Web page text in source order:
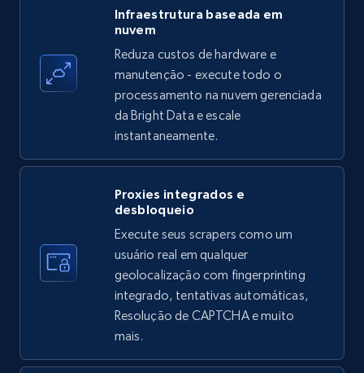
Amazon products - find products by using
upc numbers
Title, Seller name, Brand, Description, Initial
price, Currency, Availability, Reviews count, and
more.
5.7K+ Comece grátis
LinkedIn company information
ID, Name, Country code, Locations, Followers,
Employees in linkedin, About, Specialties, and
more.
3.5K+ Comece grátis
Infraestrutura baseada em
nuvem
Reduza custos de hardware e
manutenção - execute todo o
processamento na nuvem gerenciada
da Bright Data e escale
instantaneamente.
Proxies integrados e
desbloqueio
Execute seus scrapers como um
usuário real em qualquer
geolocalização com fingerprinting
integrado, tentativas automáticas,
Resolução de CAPTCHA e muito
mais.